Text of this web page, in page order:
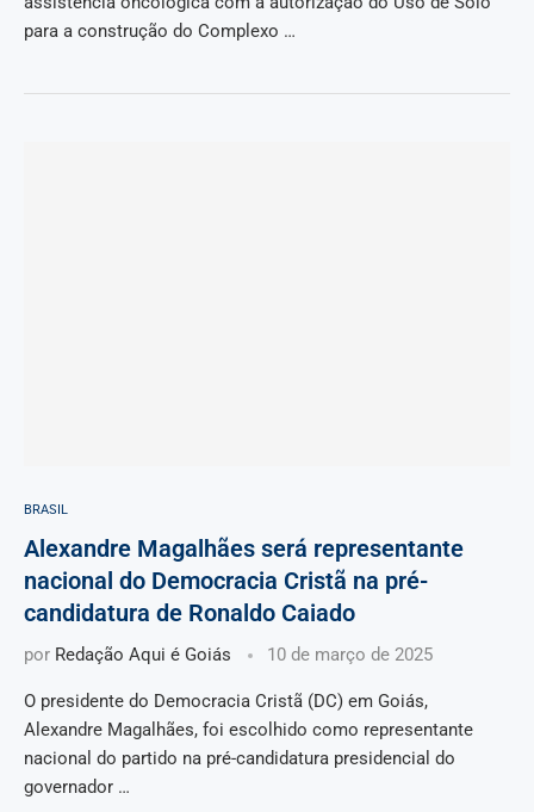
para a construção do Complexo …
BRASIL
Alexandre Magalhães será representante
nacional do Democracia Cristã na pré-
candidatura de Ronaldo Caiado
por Redação Aqui é Goiás 10 de março de 2025
O presidente do Democracia Cristã (DC) em Goiás,
Alexandre Magalhães, foi escolhido como representante
nacional do partido na pré-candidatura presidencial do
governador …